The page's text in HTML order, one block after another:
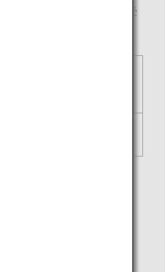
変更時に各種手数料を申し受
て異なります。
乗分以降に適用さ